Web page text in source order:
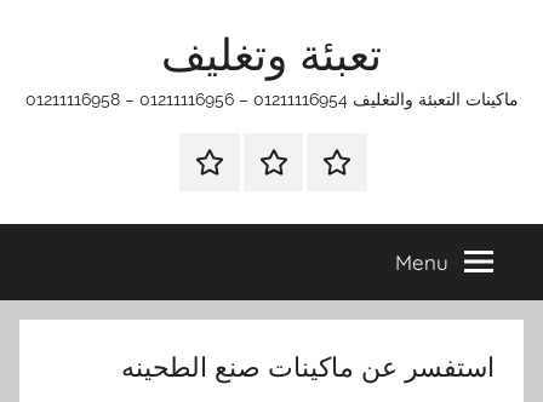
تعبئة وتغليف
ماكينات التعبئة والتغليف 01211116954 – 01211116956 – 01211116958
الرئيسيةماكينات
وتغليف
اتـصـل
في
التي
Menu
استفسر عن ماكينات صنع الطحينه